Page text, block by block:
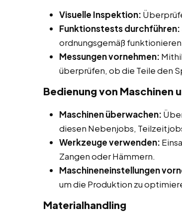
Visuelle Inspektion:
Funktionstests durchführen:
ordnungsgemäß
Messungen vornehmen:
überprüfen, ob die Teile den
Bedienung von Maschinen
Maschinen überwachen:
diesen Nebenjobs,
Werkzeuge verwenden:
Zangen oder Hämmern.
Maschineneinstellungen
um die Produktion zu
Materialhandling